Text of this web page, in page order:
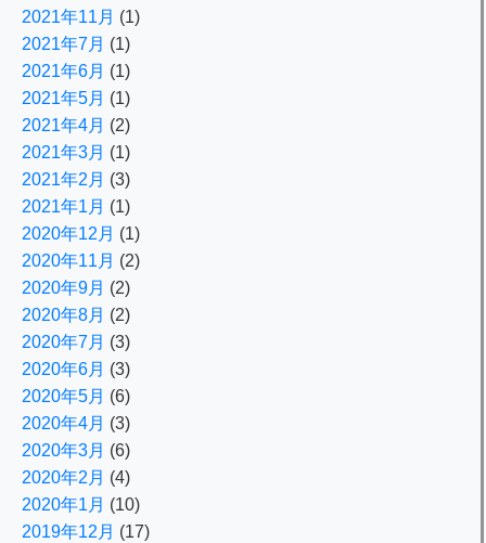
2021年11月 (1)
2021年7月 (1)
2021年6月 (1)
2021年5月 (1)
2021年4月 (2)
2021年3月 (1)
2021年2月 (3)
2021年1月 (1)
2020年12月 (1)
2020年11月 (2)
2020年9月 (2)
2020年8月 (2)
2020年7月 (3)
2020年6月 (3)
2020年5月 (6)
2020年4月 (3)
2020年3月 (6)
2020年2月 (4)
2020年1月 (10)
2019年12月 (17)